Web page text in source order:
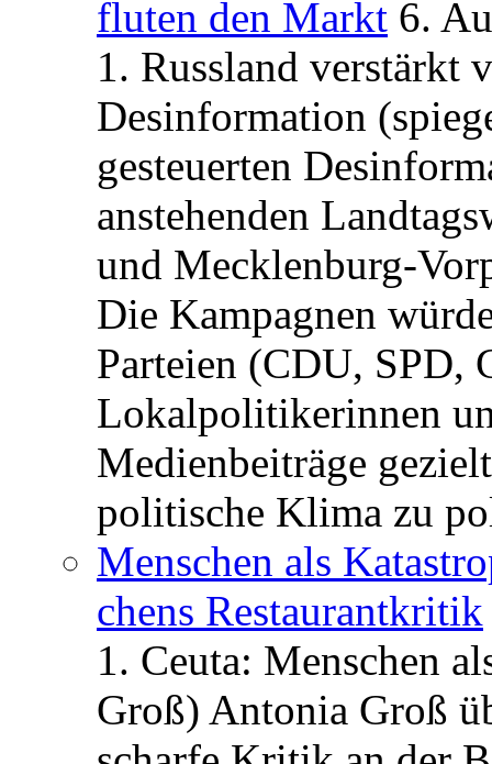
fluten den Markt 6.
1. Russland verstärkt
Desinformation
gesteuerten
anstehenden
und Mecklenburg-
Die Kampagnen
Parteien (CDU, SPD,
Lokalpolitikerinnen
Medienbeiträge
politische Klima zu
Menschen als
chens Restau­rant­kritik
1. Ceuta: Menschen
Groß) Antonia Groß